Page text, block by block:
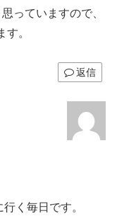
っていますので、
。
返信
く毎日です。